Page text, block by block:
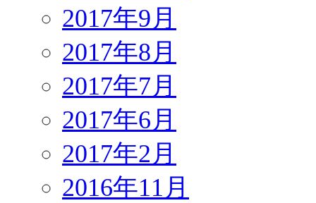
2017年9月
2017年8月
2017年7月
2017年6月
2017年2月
2016年11月